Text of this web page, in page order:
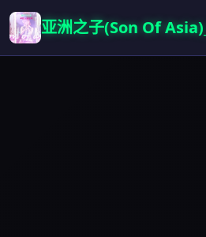
亚洲之子(Son Of